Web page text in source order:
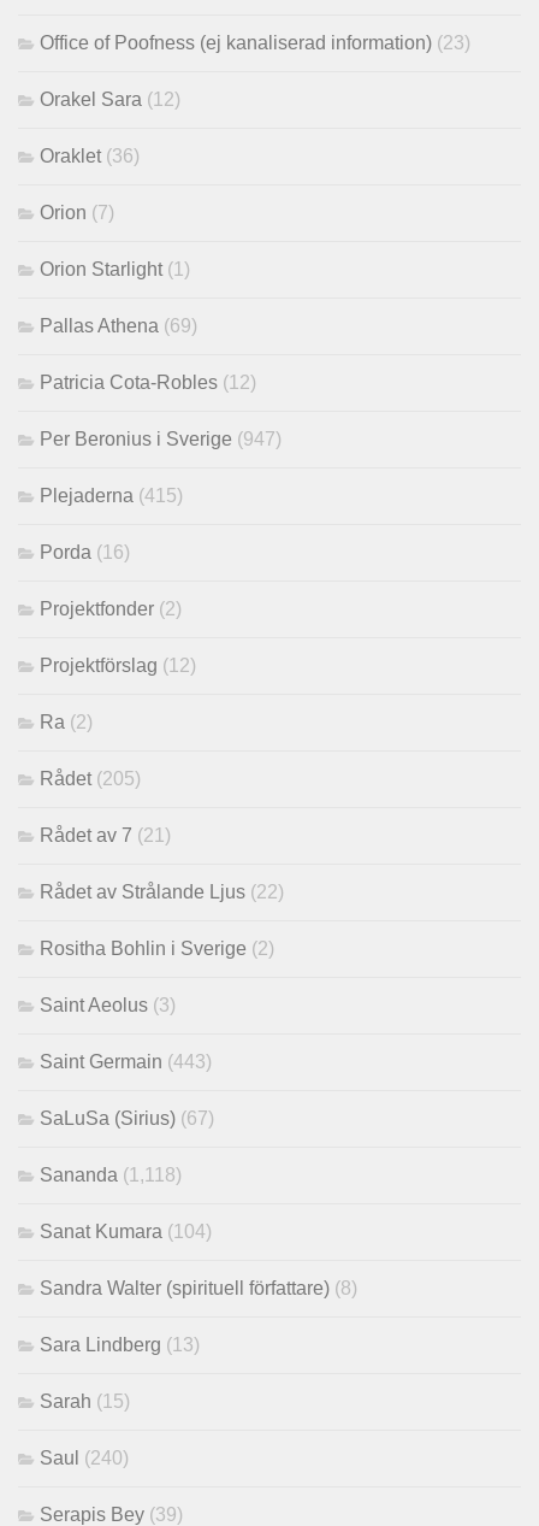
Office of Poofness (ej kanaliserad information) (23)
Orakel Sara (12)
Oraklet (36)
Orion (7)
Orion Starlight (1)
Pallas Athena (69)
Patricia Cota-Robles (12)
Per Beronius i Sverige (947)
Plejaderna (415)
Porda (16)
Projektfonder (2)
Projektförslag (12)
Ra (2)
Rådet (205)
Rådet av 7 (21)
Rådet av Strålande Ljus (22)
Rositha Bohlin i Sverige (2)
Saint Aeolus (3)
Saint Germain (443)
SaLuSa (Sirius) (67)
Sananda (1,118)
Sanat Kumara (104)
Sandra Walter (spirituell författare) (8)
Sara Lindberg (13)
Sarah (15)
Saul (240)
Serapis Bey (39)